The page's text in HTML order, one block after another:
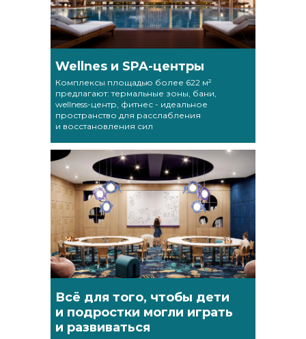
Всё для того, чтобы дети
и подростки могли играть
и развиваться
Wellnes и SPA-центры
Комплексы площадью более 622 м²
предлагают: термальные зоны, бани,
wellness-центр, фитнес - идеальное
пространство для расслабления
и восстановления сил